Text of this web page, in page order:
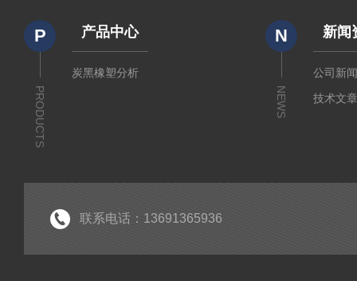
P
PRODUCTS
产品中心
炭黑橡塑分析
N
NEWS
新闻
公司新
技术文
联系电话：13691365936